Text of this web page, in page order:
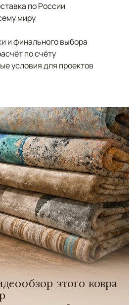
по России
миру
и финального выбора
по счёту
условия для проектов
этого ковра